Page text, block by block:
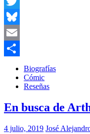
Twitter
Bluesky
Email
Compartir
Biografías
Cómic
Reseñas
En busca de
4 julio, 2019 José